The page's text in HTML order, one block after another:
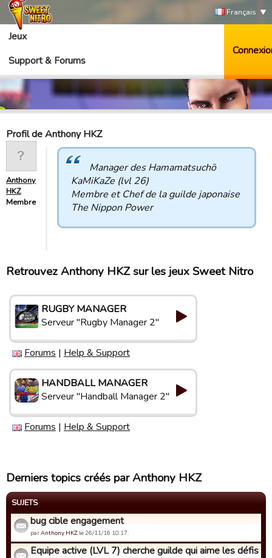
Français
Jeux
Support & Forums
Profil de Anthony HKZ
Anthony
HKZ
Membre
Manager des Hamamatsuchō
KaMiKaZe (lvl 26)
Membre et Chef de la guilde japonaise
The Nippon Power
Retrouvez Anthony HKZ sur les jeux Sweet Nitro
RUGBY MANAGER
Serveur "Rugby Manager 2"
Forums | Help & Support
HANDBALL MANAGER
Serveur "Handball Manager 2"
Forums | Help & Support
Derniers topics créés par Anthony HKZ
SUJETS
bug cible engagement
parAnthony HKZ le 26/11/16 10:17.
Equipe active (LVL 7) cherche guilde qui aime les défis